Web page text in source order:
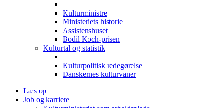
Kulturministre
Ministeriets historie
Assistenshuset
Bodil Koch-prisen
Kulturtal og statistik
Kulturpolitisk redegørelse
Danskernes kulturvaner
Læs op
Job og karriere